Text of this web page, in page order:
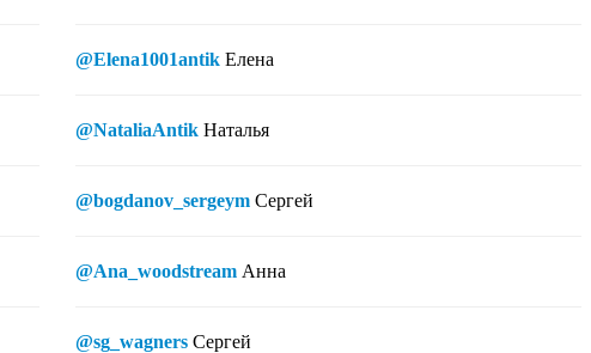
@Elena1001antik Елена
@NataliaAntik Наталья
@bogdanov_sergeym Сергей
@Ana_woodstream Анна
@sg_wagners Сергей